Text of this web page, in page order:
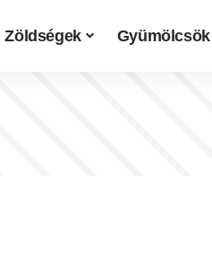
Zöldségek Gyümölcsök